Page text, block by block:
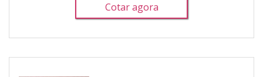
Cotar agora